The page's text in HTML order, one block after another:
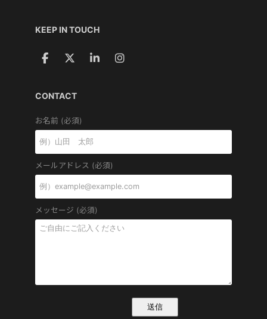
KEEP IN TOUCH
CONTACT
お名前 (必須)
メールアドレス (必須)
メッセージ (必須)